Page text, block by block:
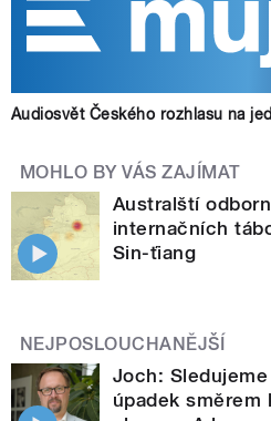
Audiosvět Českého rozhlasu na
MOHLO BY VÁS ZAJÍMAT
Australští
internačních
Sin-ťiang
NEJPOSLOUCHANĚJŠÍ
Joch:
úpadek směrem